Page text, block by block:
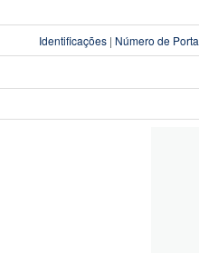
Identificações | Número de Porta